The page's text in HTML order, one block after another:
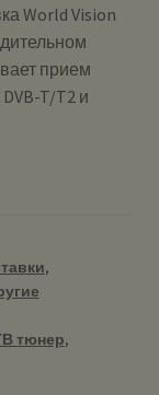
World Vision
прием
T/T2 и
,
тюнер,